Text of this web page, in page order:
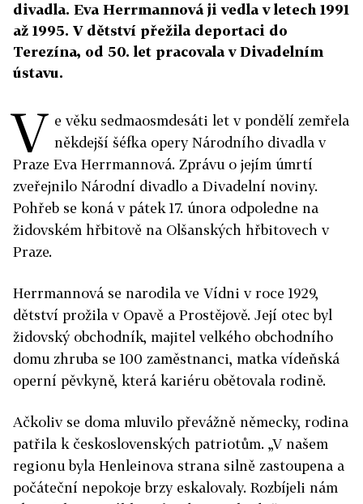
divadla. Eva Herrmannová ji vedla v letech 1991
až 1995. V dětství přežila deportaci do
Terezína, od 50. let pracovala v Divadelním
ústavu.
V e věku sedmaosmdesáti let v pondělí zemřela
někdejší šéfka opery Národního divadla v
Praze Eva Herrmannová. Zprávu o jejím úmrtí
zveřejnilo Národní divadlo a Divadelní noviny.
Pohřeb se koná v pátek 17. února odpoledne na
židovském hřbitově na Olšanských hřbitovech v
Praze.
Herrmannová se narodila ve Vídni v roce 1929,
dětství prožila v Opavě a Prostějově. Její otec byl
židovský obchodník, majitel velkého obchodního
domu zhruba se 100 zaměstnanci, matka vídeňská
operní pěvkyně, která kariéru obětovala rodině.
Ačkoliv se doma mluvilo převážně německy, rodina
patřila k československých patriotům. „V našem
regionu byla Henleinova strana silně zastoupena a
počáteční nepokoje brzy eskalovaly. Rozbíjeli nám